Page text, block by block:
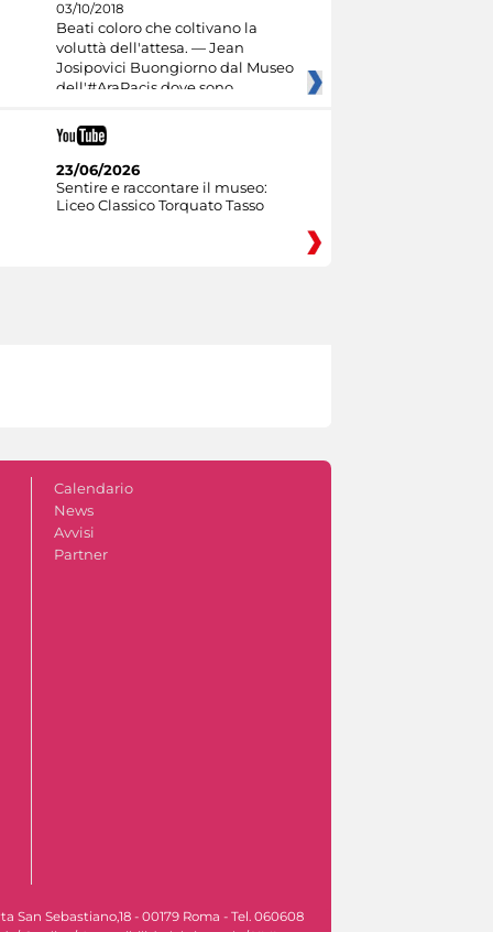
03/10/2018
Beati coloro che coltivano la
voluttà dell'attesa. — Jean
Josipovici Buongiorno dal Museo
dell'#AraPacis dove sono
23/06/2026
Sentire e raccontare il museo:
Liceo Classico Torquato Tasso
Calendario
News
Avvisi
Partner
San Sebastiano,18 - 00179 Roma - Tel. 060608